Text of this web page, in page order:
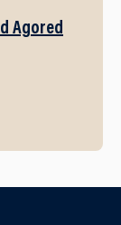
Agored